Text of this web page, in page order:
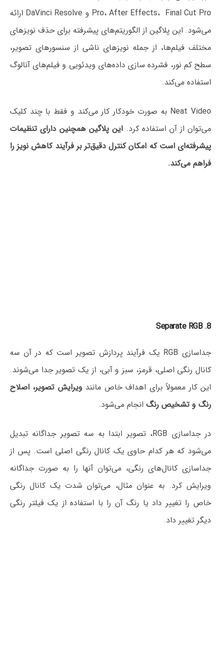
Pro، After Effects، Final Cut Pro و DaVinci Resolve ارائه
می‌شود. این پلاگین از الگوریتم‌های پیشرفته برای حذف نویزهای
مختلف فیلم‌ها، از جمله نویزهای ناشی از سنسورهای تصویر،
سطح کم نور، فشرده سازی داده‌های ویدئویی و فیلم‌های آنالوگ
استفاده می‌کند.
Neat Video به صورت خودکار کار می‌کند و فقط با چند کلیک
می‌توان از آن استفاده کرد. این پلاگین همچنین دارای تنظیمات
پیشرفته‌ای است که امکان کنترل دقیق‌تر بر فرآیند کاهش نویز را
فراهم می‌کند.
8. Separate RGB
جداسازی RGB یک فرآیند پردازش تصویر است که در آن سه
کانال رنگی اصلی، قرمز، سبز و آبی، از یک تصویر جدا می‌شوند.
این کار معمولاً برای اهداف خاص مانندویرایش تصویر، اصلاح
رنگ و تشخیص رنگ انجام می‌شود.
در جداسازی RGB، تصویر ابتدا به سه تصویر جداگانه تبدیل
می‌شود که هر کدام حاوی یک کانال رنگی اصلی است. پس از
جداسازی کانال‌های رنگی، می‌توان آنها را به صورت جداگانه
ویرایش کرد. به عنوان مثال، می‌توان شدت یک کانال رنگی
خاص را تغییر داد یا رنگ آن را با استفاده از یک فیلتر رنگی
دیگر تغییر داد.